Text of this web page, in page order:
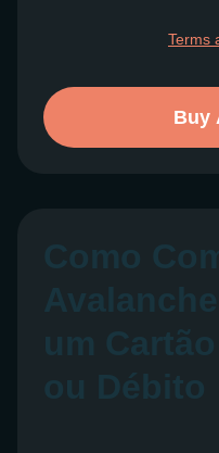
Terms
Buy
Como
Avalanche
um
ou Débito